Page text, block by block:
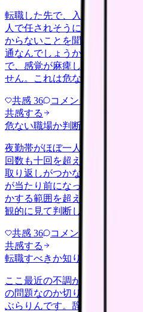
転職した先で、入職して二ヶ
人で任されそうになっていま
からないことを聞ける相手も
通なんでしょうか。 前の職場
で、感覚が麻痺しているのか自
せん。これは危ない環境なのか…
共感 36 コメント
共感する
危ない職場か判断してほしい
夜勤帯がほぼ一人体制で、受
回数も十回を超える月が続い
取り返しがつかないのに、応
が当たり前になっています。
かする範囲を超えていないか
観的に見て判断したいです。
共感 36 コメント
共感する
転職すべきか知りたい
ここ最近の不調が、職場の環
の問題なのか切り分けられず
ぶらりんです。辞めれば楽にな